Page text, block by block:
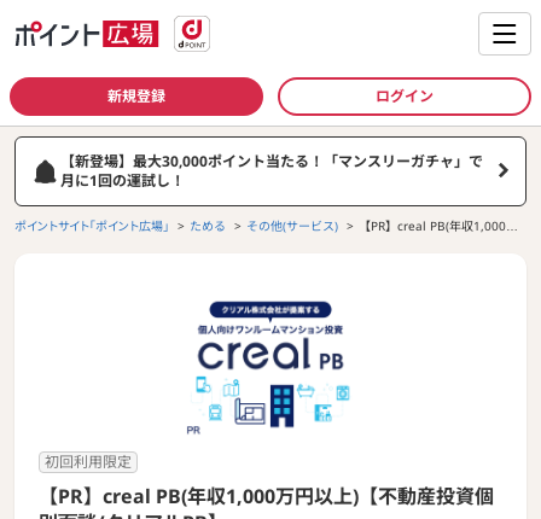
新規登録 ログイン
【新登場】最大30,000ポイント当たる！「マンスリーガチャ」で
月に1回の運試し！
ポイントサイト「ポイント広場」 ためる その他(サービス)
【PR】creal PB(年収1,000万
初回利用限定
【PR】creal PB(年収1,000万円以上)【不動産投資個